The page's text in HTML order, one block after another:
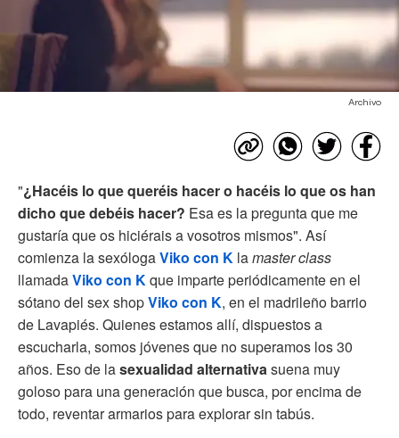
Archivo
"¿Hacéis lo que queréis hacer o hacéis lo que os han
dicho que debéis hacer? Esa es la pregunta que me
gustaría que os hiciérais a vosotros mismos". Así
comienza la sexólogaViko con K lamaster class
llamadaViko con Kque imparte periódicamente en el
sótano del sex shopViko con K, en el madrileño barrio
de Lavapiés. Quienes estamos allí, dispuestos a
escucharla, somos jóvenes que no superamos los 30
años. Eso de lasexualidad alternativasuena muy
goloso para una generación que busca, por encima de
todo, reventar armarios para explorar sin tabús.